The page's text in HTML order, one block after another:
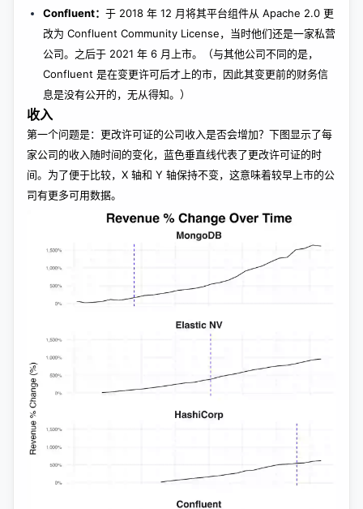
Confluent： 于 2018 年 12 月将其平台组件从 Apache 2.0 更
改为 Confluent Community License，当时他们还是一家私营
公司。之后于 2021 年 6 月上市。（与其他公司不同的是，
Confluent 是在变更许可后才上的市，因此其变更前的财务信
息是没有公开的，无从得知。）
收入
第一个问题是：更改许可证的公司收入是否会增加？下图显示了每
家公司的收入随时间的变化，蓝色垂直线代表了更改许可证的时
间。为了便于比较，X 轴和 Y 轴保持不变，这意味着较早上市的公
司有更多可用数据。